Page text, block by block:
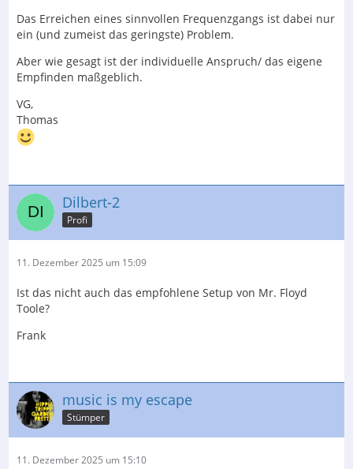
Das Erreichen eines sinnvollen Frequenzgangs ist dabei nur
ein (und zumeist das geringste) Problem.
Aber wie gesagt ist der individuelle Anspruch/ das eigene
Empfinden maßgeblich.
VG,
Thomas
Dilbert-2
Profi
11. Dezember 2025 um 15:09
Ist das nicht auch das empfohlene Setup von Mr. Floyd
Toole?
Frank
music is my escape
Stümper
11. Dezember 2025 um 15:10